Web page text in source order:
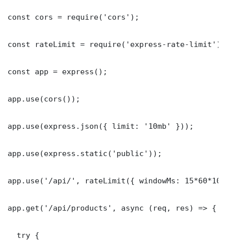
const cors = require('cors');
const rateLimit = require('express-rate-limit');
const app = express();
app.use(cors());
app.use(express.json({ limit: '10mb' }));
app.use(express.static('public'));
app.use('/api/', rateLimit({ windowMs:
app.get('/api/products', async (req, res) => {
  try {